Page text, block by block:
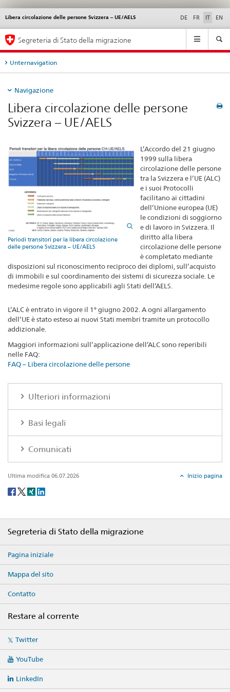
Libera circolazione delle persone Svizzera – UE/AELS DE FR IT EN
Service
Navigation
Segreteria di Stato della migrazione
Unternavigation
Navigazione
Libera circolazione delle persone
Svizzera – UE/AELS
Periodi transitori per la libera circolazione
delle persone Svizzera – UE/AELS
L’Accordo del 21 giugno
1999 sulla libera
circolazione delle persone
tra la Svizzera e l’UE (ALC)
e i suoi Protocolli
facilitano ai cittadini
dell’Unione europea (UE)
le condizioni di soggiorno
e di lavoro in Svizzera. Il
diritto alla libera
circolazione delle persone
è completato mediante
disposizioni sul riconoscimento reciproco dei diplomi, sull’acquisto
di immobili e sul coordinamento dei sistemi di sicurezza sociale. Le
medesime regole sono applicabili agli Stati dell’AELS.
L’ALC è entrato in vigore il 1° giugno 2002. A ogni allargamento
dell’UE è stato esteso ai nuovi Stati membri tramite un protocollo
addizionale.
Maggiori informazioni sull’applicazione dell’ALC sono reperibili
nelle FAQ:
FAQ – Libera circolazione delle persone
Ulteriori informazioni
Basi legali
Comunicati
Ultima modifica 06.07.2026 Inizio pagina
Social
Segreteria di Stato della migrazione
Pagina iniziale
Mappa del sito
Contatto
Restare al corrente
mediaTwitter
YouTube
LinkedIn